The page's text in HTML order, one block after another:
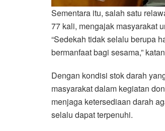
Sementara itu, salah satu
77 kali, mengajak masyarakat
“Sedekah tidak selalu berupa
bermanfaat bagi sesama,”
Dengan kondisi stok darah
masyarakat dalam kegiatan
menjaga ketersediaan darah
selalu dapat terpenuhi.